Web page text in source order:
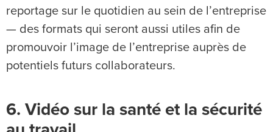
reportage sur le quotidien au sein de l’entreprise
— des formats qui seront aussi utiles afin de
promouvoir l’image de l’entreprise auprès de
potentiels futurs collaborateurs.
6. Vidéo sur la santé et la sécurité